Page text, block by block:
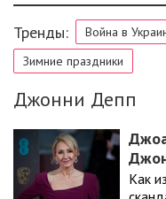
Тренды: Война в
Зимние праздники
Джонни Депп
Как